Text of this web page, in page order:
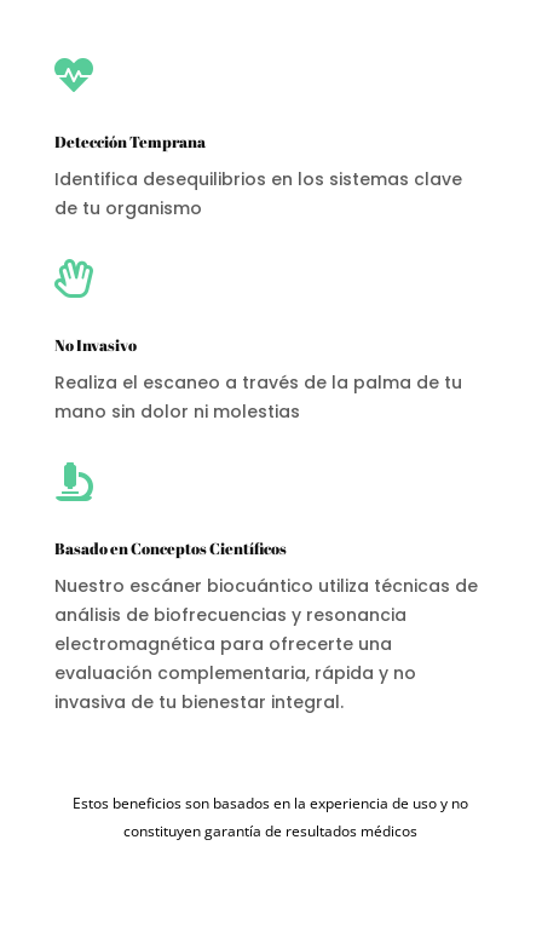

Detección Temprana
Identifica desequilibrios en los sistemas clave
de tu organismo

No Invasivo
Realiza el escaneo a través de la palma de tu
mano sin dolor ni molestias

Basado en Conceptos Científicos
Nuestro escáner biocuántico utiliza técnicas de
análisis de biofrecuencias y resonancia
electromagnética para ofrecerte una
evaluación complementaria, rápida y no
invasiva de tu bienestar integral.
Estos beneficios son basados en la experiencia de uso y no
constituyen garantía de resultados médicos